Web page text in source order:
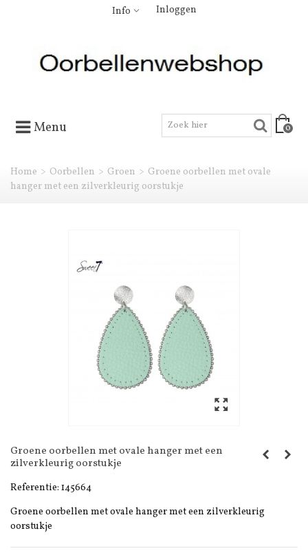
Info Inloggen
Menu 0
Home > Oorbellen > Groen > Groene oorbellen met ovale
hanger met een zilverkleurig oorstukje
Groene oorbellen met ovale hanger met een
zilverkleurig oorstukje
Referentie: 145664
Groene oorbellen met ovale hanger met een zilverkleurig
oorstukje